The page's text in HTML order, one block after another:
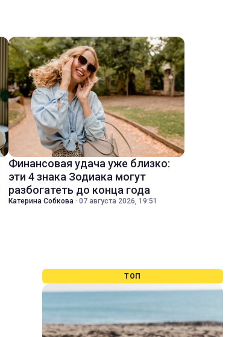
Финансовая удача уже близко:
эти 4 знака Зодиака могут
разбогатеть до конца года
Катерина Собкова · 07 августа 2026, 19:51
ТОП